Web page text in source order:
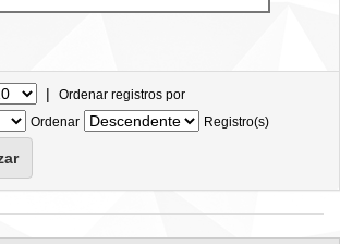
| Ordenar registros por
Ordenar
Registro(s)